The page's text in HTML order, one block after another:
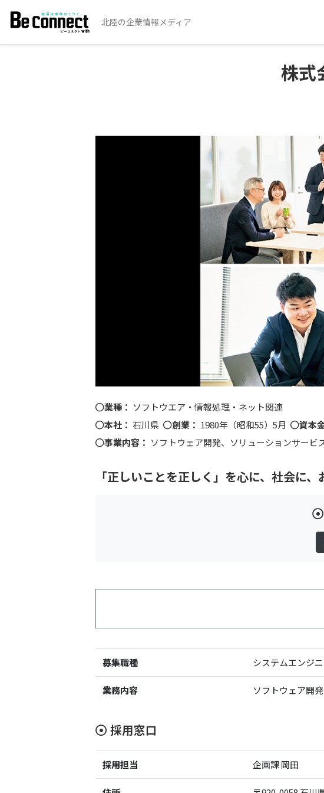
北陸の企業情報メディア
株式
業種： ソフトウエア・情報処理・ネット関連
本社： 石川県 創業： 1980年（昭和55）5月 資本
事業内容： ソフトウェア開発、ソリューションサービ
「正しいことを正しく」を心に、社会に
募集職種 システムエンジ
業務内容 ソフトウェア開
採用窓口
採用担当 企画課 岡田